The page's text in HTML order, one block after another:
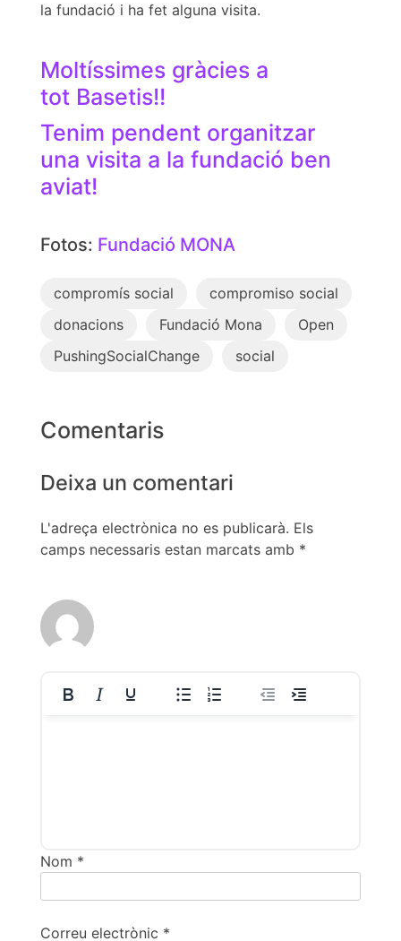
la fundació i ha fet alguna visita.
Moltíssimes gràcies a
tot Basetis!!
Tenim pendent organitzar
una visita a la fundació ben
aviat!
Fotos: Fundació MONA
compromís social
compromiso social
donacions
Fundació Mona
Open
PushingSocialChange
social
Comentaris
Deixa un comentari
L'adreça electrònica no es publicarà. Els
camps necessaris estan marcats amb *
Nom *
Correu electrònic *